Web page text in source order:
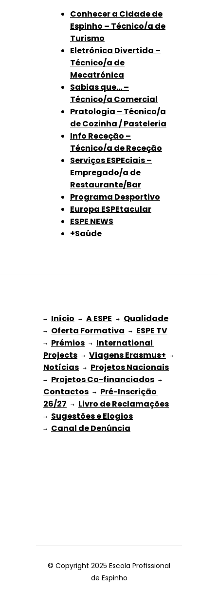
Conhecer a Cidade de
Espinho – Técnico/a de
Turismo
Eletrónica Divertida –
Técnico/a de
Mecatrónica
Sabias que… –
Técnico/a Comercial
Pratologia – Técnico/a
de Cozinha / Pasteleria
Info Receção –
Técnico/a de Receção
Serviços ESPEciais –
Empregado/a de
Restaurante/Bar
Programa Desportivo
Europa ESPEtacular
ESPE NEWS
+Saúde
→ Início → A ESPE → Qualidade
→ Oferta Formativa → ESPE TV
→ Prémios → International
Projects → Viagens Erasmus+
Notícias → Projetos Nacionais
→ Projetos Co-financiados
Contactos → Pré-Inscrição
26/27 → Livro de Reclamações
→ Sugestões e Elogios
→
© Copyright 2025 Escola Profissional
de Espinho